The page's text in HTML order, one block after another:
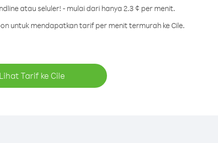
atau seluler! - mulai dari hanya 2.3 ¢ per menit.
untuk mendapatkan tarif per menit termurah ke Cile.
Lihat Tarif ke Cile